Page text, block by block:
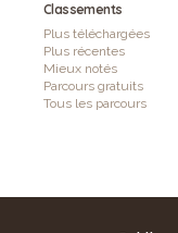
Classements
Plus téléchargées
Plus récentes
Mieux notés
Parcours gratuits
Tous les parcours